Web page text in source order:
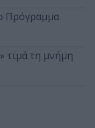
Πρόγραμμα
τιμά τη μνήμη